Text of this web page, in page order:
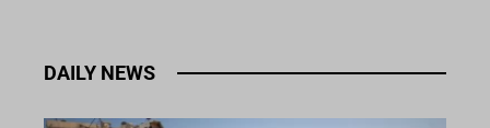
DAILY NEWS